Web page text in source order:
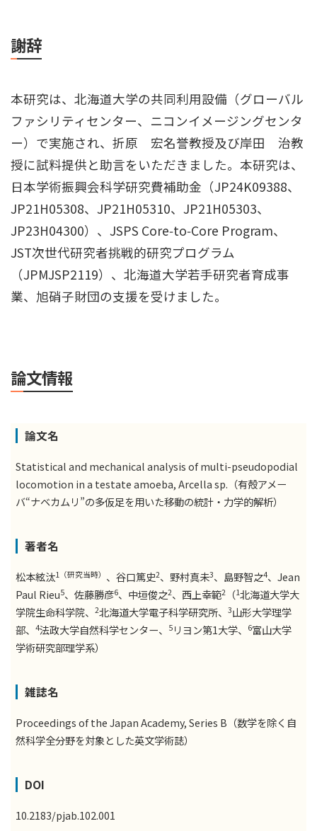
謝辞
本研究は、北海道大学の共同利用設備（グローバル
ファシリティセンター、ニコンイメージングセンタ
ー）で実施され、折原 宏名誉教授及び岸田 治教
授に試料提供と助言をいただきました。本研究は、
日本学術振興会科学研究費補助金（JP24K09388、
JP21H05308、JP21H05310、JP21H05303、
JP23H04300）、JSPS Core‑to‑Core Program、
JST次世代研究者挑戦的研究プログラム
（JPMJSP2119）、北海道大学若手研究者育成事
業、旭硝子財団の支援を受けました。
論文情報
論文名
Statistical and mechanical analysis of multi-pseudopodial
locomotion in a testate amoeba, Arcella sp.（有殻アメー
バ“ナベカムリ”の多仮足を用いた移動の統計・力学的解析）
著者名
松本絃汰1（研究当時） 、谷口篤史2、野村真未3、島野智之4、Jean
Paul Rieu5、佐藤勝彦6、中垣俊之2、西上幸範2 （1北海道大学大
学院生命科学院、2北海道大学電子科学研究所、3山形大学理学
部、4法政大学自然科学センター、 5 リヨン第1大学、 6富山大学
学術研究部理学系）
雑誌名
Proceedings of the Japan Academy, Series B（数学を除く自
然科学全分野を対象とした英文学術誌）
DOI
10.2183/pjab.102.001